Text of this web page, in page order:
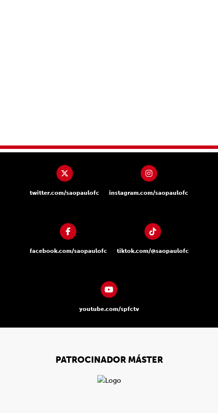
twitter.com/saopaulofc instagram.com/saopaulofc
facebook.com/saopaulofc tiktok.com/@saopaulofc
youtube.com/spfctv
PATROCINADOR MÁSTER